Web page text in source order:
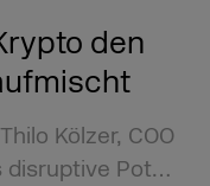
den
Kölzer, COO
disruptive Pot…